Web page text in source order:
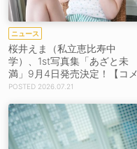
ニュース
桜井えま（私立恵比寿中
学）、1st写真集「あざと未
満」9月4日発売決定！【コメ
ントあり】
2026.07.21